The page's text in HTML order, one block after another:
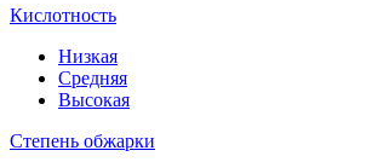
Кислотность
Низкая
Средняя
Высокая
Степень обжарки